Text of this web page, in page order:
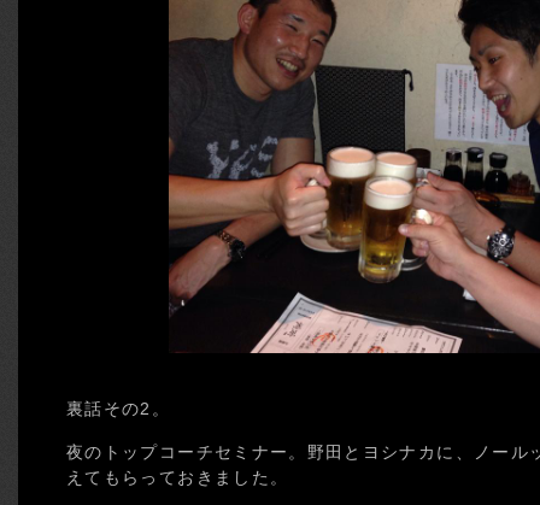
裏話その2。
夜のトップコーチセミナー。野田とヨシナカに、ノール
えてもらっておきました。